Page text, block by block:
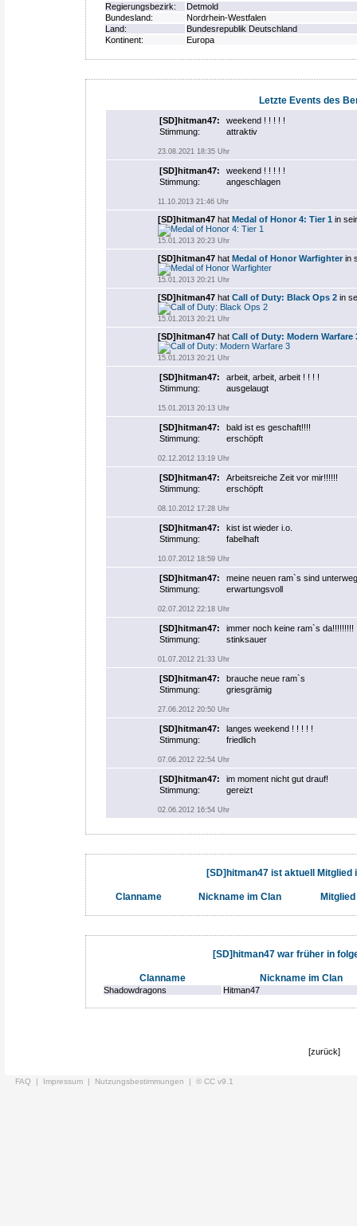
Regierungsbezirk:
Detmold
Bundesland:
Nordrhein-Westfalen
Land:
Bundesrepublik Deutschland
Kontinent:
Europa
Letzte Events des
[SD]hitman47:
weekend ! ! ! ! !
Stimmung:
attraktiv
23.08.2021 18:35 Uhr
[SD]hitman47:
weekend ! ! ! ! !
Stimmung:
angeschlagen
11.10.2013 21:46 Uhr
[SD]hitman47 hat Medal of Honor 4: Tier 1 in
15.01.2013 20:23 Uhr
[SD]hitman47 hat Medal of Honor Warfighterin
15.01.2013 20:21 Uhr
[SD]hitman47 hat Call of Duty: Black Ops 2 in
15.01.2013 20:21 Uhr
[SD]hitman47 hat Call of Duty: Modern Warfare
15.01.2013 20:21 Uhr
[SD]hitman47:
arbeit, arbeit, arbeit ! ! ! !
Stimmung:
ausgelaugt
15.01.2013 20:13 Uhr
[SD]hitman47:
bald ist es geschaft!!!!
Stimmung:
erschöpft
02.12.2012 13:19 Uhr
[SD]hitman47:
Arbeitsreiche Zeit vor mir!!!!!!
Stimmung:
erschöpft
08.10.2012 17:28 Uhr
[SD]hitman47:
kist ist wieder i.o.
Stimmung:
fabelhaft
10.07.2012 18:59 Uhr
[SD]hitman47:
meine neuen ram`s sind
Stimmung:
erwartungsvoll
02.07.2012 22:18 Uhr
[SD]hitman47:
immer noch keine ram`s da!!!!!!!!!
Stimmung:
stinksauer
01.07.2012 21:33 Uhr
[SD]hitman47:
brauche neue ram`s
Stimmung:
griesgrämig
27.06.2012 20:50 Uhr
[SD]hitman47:
langes weekend ! ! ! ! !
Stimmung:
friedlich
07.06.2012 22:54 Uhr
[SD]hitman47:
im moment nicht gut drauf!
Stimmung:
gereizt
02.06.2012 16:54 Uhr
[SD]hitman47 ist aktuell Mitglied
Clanname Nickname im Clan
[SD]hitman47 war früher in
Clanname Nickname im Clan
Shadowdragons Hitman47
[zurück]
FAQ | Impressum | Nutzungsbestimmungen | © CC v9.1